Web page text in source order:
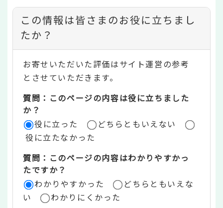
コ
ン
テ
ン
ツ
評
価
リ
ア
この情報は皆さまのお役に立ちまし
たか？
お寄せいただいた評価はサイト運営の参考
とさせていただきます。
質問：このページの内容は役に立ちました
か？
役に立った
どちらともいえない
役に立たなかった
質問：このページの内容はわかりやすかっ
たですか？
わかりやすかった
どちらともいえな
い
わかりにくかった